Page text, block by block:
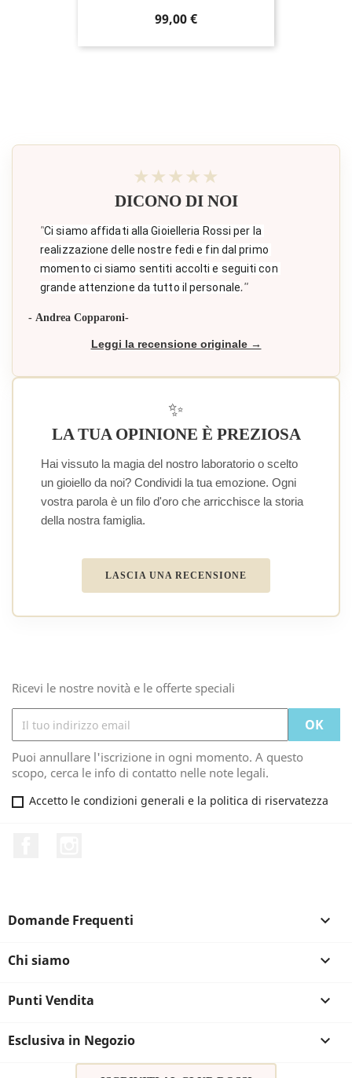
Prezzo
99,00 €
★★★★★
DICONO DI NOI
"Ci siamo affidati alla Gioielleria Rossi per la
realizzazione delle nostre fedi e fin dal primo
momento ci siamo sentiti accolti e seguiti con
grande attenzione da tutto il personale."
- Andrea Copparoni-
Leggi la recensione originale →
✨
LA TUA OPINIONE È PREZIOSA
Hai vissuto la magia del nostro laboratorio o scelto
un gioiello da noi? Condividi la tua emozione. Ogni
vostra parola è un filo d'oro che arricchisce la storia
della nostra famiglia.
LASCIA UNA RECENSIONE
Ricevi le nostre novità e le offerte speciali
Puoi annullare l'iscrizione in ogni momento. A questo
scopo, cerca le info di contatto nelle note legali.
Accetto le condizioni generali e la politica di riservatezza
Domande Frequenti 
Chi siamo 
Punti Vendita 
Esclusiva in Negozio 